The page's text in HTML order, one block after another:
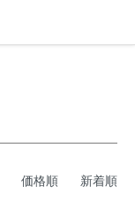
価格順 新着順